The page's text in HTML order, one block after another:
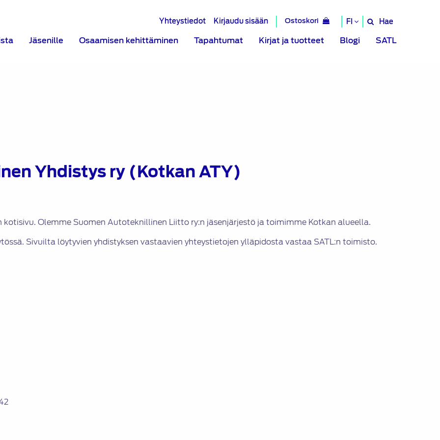
Yhteystiedot Kirjaudu sisään Ostoskori FI
Hae
Hae
Jäsenille Osaamisen kehittäminen Tapahtumat Kirjat ja tuotteet Blogi SATL
Yhdistys ry (Kotkan ATY)
Olemme Suomen Autoteknillinen Liitto ry:n jäsenjärjestö ja toimimme Kotkan alueella.
Sivuilta löytyvien yhdistyksen vastaavien yhteystietojen ylläpidosta vastaa SATL:n toimisto.